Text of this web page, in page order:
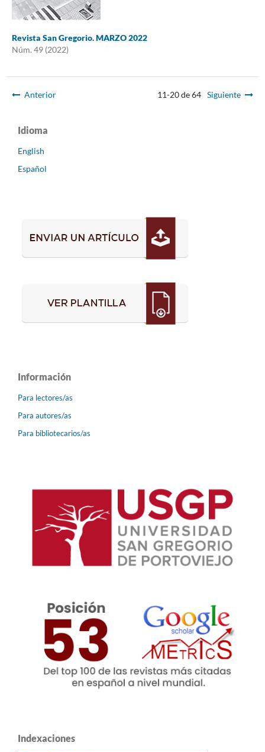
Revista San Gregorio. MARZO 2022
Núm. 49 (2022)
Anterior 11-20 de 64 Siguiente
Idioma
English
Español
Información
Para lectores/as
Para autores/as
Para bibliotecarios/as
Indexaciones